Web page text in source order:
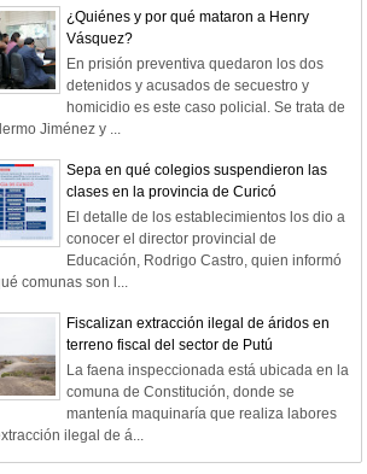
¿Quiénes y por qué mataron a Henry
Vásquez?
En prisión preventiva quedaron los dos
detenidos y acusados de secuestro y
homicidio es este caso policial. Se trata de
Jiménez y ...
Sepa en qué colegios suspendieron las
clases en la provincia de Curicó
El detalle de los establecimientos los dio a
conocer el director provincial de
Educación, Rodrigo Castro, quien informó
comunas son l...
Fiscalizan extracción ilegal de áridos en
terreno fiscal del sector de Putú
La faena inspeccionada está ubicada en la
comuna de Constitución, donde se
mantenía maquinaría que realiza labores
ilegal de á...